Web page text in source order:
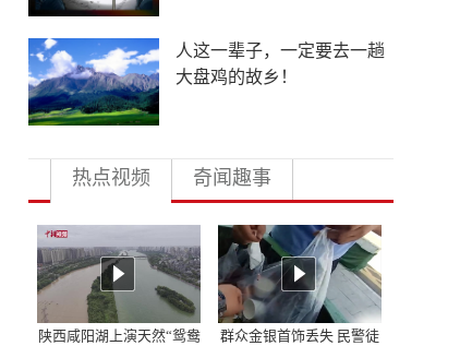
这一次，孙杨坐着聊
热点视频 奇闻趣事
陕西咸阳湖上演天然“鸳鸯
群众金银首饰丢失 民警徒